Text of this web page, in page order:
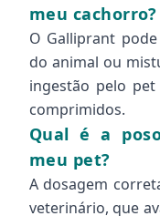
meu cachorro?
O Galliprant
do animal ou
ingestão pelo
comprimidos.
Qual é a
meu pet?
A dosagem
veterinário, que